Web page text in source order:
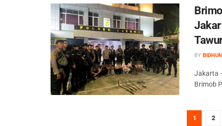
BY
Jakarta
Brimob
1 2